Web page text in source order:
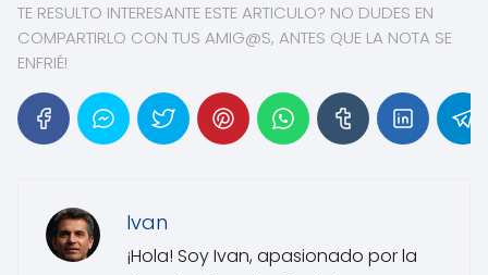
TE RESULTO INTERESANTE ESTE ARTICULO? NO DUDES EN
COMPARTIRLO CON TUS AMIG@S, ANTES QUE LA NOTA SE
ENFRIÉ!
Ivan
¡Hola! Soy Ivan, apasionado por la